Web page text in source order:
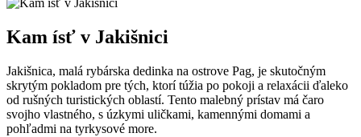
Kam ísť v Jakišnici
Jakišnica, malá rybárska dedinka na ostrove Pag, je skutočným
skrytým pokladom pre tých, ktorí túžia po pokoji a relaxácii ďaleko
od rušných turistických oblastí. Tento malebný prístav má čaro
svojho vlastného, s úzkymi uličkami, kamennými domami a
pohľadmi na tyrkysové more.